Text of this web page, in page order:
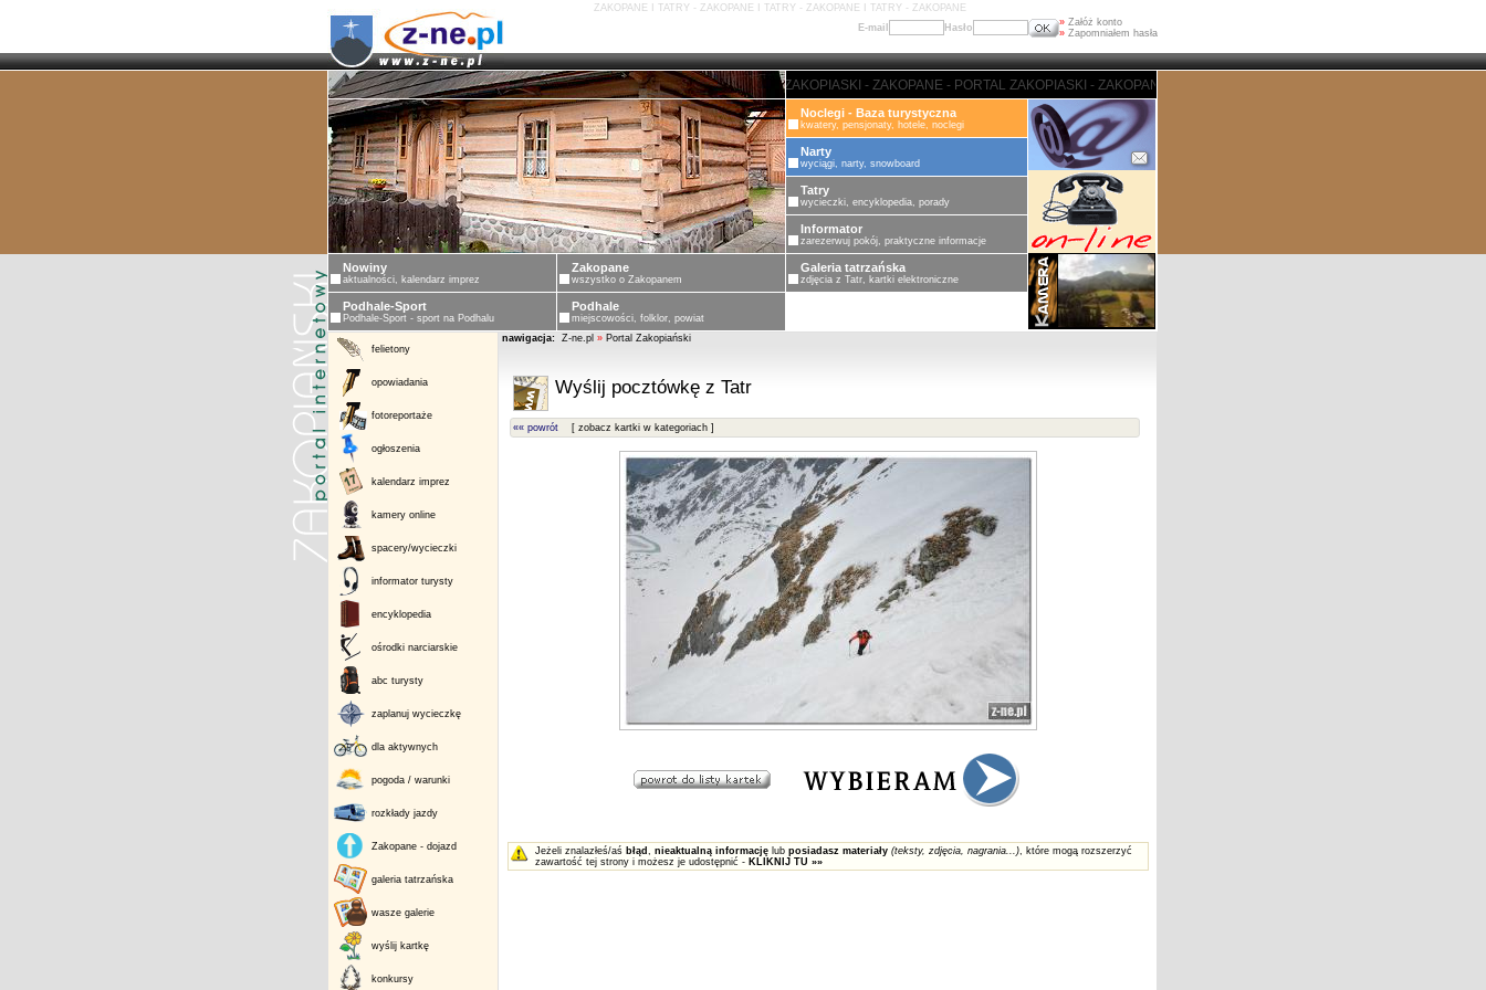
ZAKOPANE I TATRY - ZAKOPANE I TATRY - ZAKOPANE I TATRY - ZAKOPANE
E-mail
Hasło » Załóż konto
» Zapomniałem hasła
ZAKOPANE - PORTAL ZAKOPIASKI - ZAKOPANE - PORTAL ZAKOPIASKI - ZAKOPANE - PORTAL ZAKOPIASKI -
Noclegi - Baza turystyczna
kwatery, pensjonaty, hotele, noclegi
Narty
wyciągi, narty, snowboard
Tatry
wycieczki, encyklopedia, porady
Informator
zarezerwuj pokój, praktyczne informacje
Nowiny
aktualności, kalendarz imprez
Zakopane
wszystko o Zakopanem
Galeria tatrzańska
zdjęcia z Tatr, kartki elektroniczne
Podhale-Sport
Podhale-Sport - sport na Podhalu
Podhale
miejscowości, folklor, powiat
felietony
opowiadania
fotoreportaże
ogłoszenia
kalendarz imprez
kamery online
spacery/wycieczki
informator turysty
encyklopedia
ośrodki narciarskie
abc turysty
zaplanuj wycieczkę
dla aktywnych
pogoda / warunki
rozkłady jazdy
Zakopane - dojazd
galeria tatrzańska
wasze galerie
wyślij kartkę
konkursy
nawigacja: Z-ne.pl » Portal Zakopiański
Wyślij pocztówkę z Tatr
«« powrót [ zobacz kartki w kategoriach ]
Jeżeli znalazłeś/aś błąd , nieaktualną informacjęlub posiadasz materiały (teksty, zdjęcia, nagrania...), które mogą rozszerzyć
zawartość tej strony i możesz je udostępnić - KLIKNIJ TU »»